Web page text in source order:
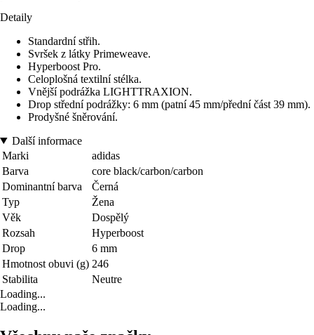
Detaily
Standardní střih.
Svršek z látky Primeweave.
Hyperboost Pro.
Celoplošná textilní stélka.
Vnější podrážka LIGHTTRAXION.
Drop střední podrážky: 6 mm (patní 45 mm/přední část 39 mm).
Prodyšné šněrování.
Další informace
Marki
adidas
Barva
core black/carbon/carbon
Dominantní barva
Černá
Typ
Žena
Věk
Dospělý
Rozsah
Hyperboost
Drop
6 mm
Hmotnost obuvi (g) 246
Stabilita
Neutre
Loading...
Loading...